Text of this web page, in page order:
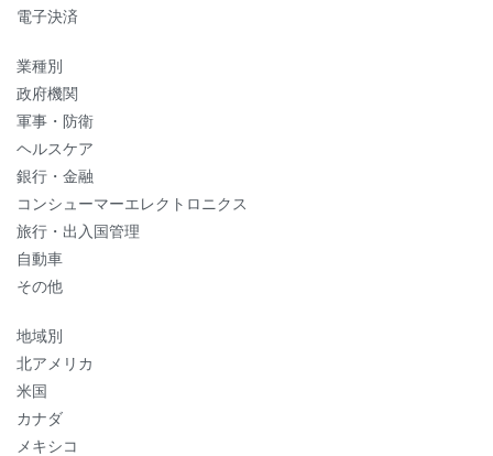
電子決済
業種別
政府機関
軍事・防衛
ヘルスケア
銀行・金融
コンシューマーエレクトロニクス
旅行・出入国管理
自動車
その他
地域別
北アメリカ
米国
カナダ
メキシコ